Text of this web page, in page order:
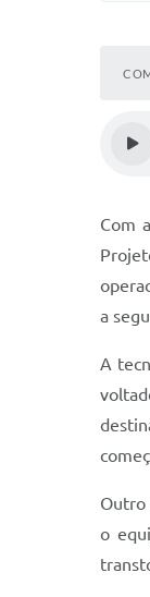
Com
a
A
Outro
o